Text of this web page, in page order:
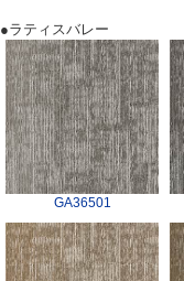
●ラティスバレー
GA36501